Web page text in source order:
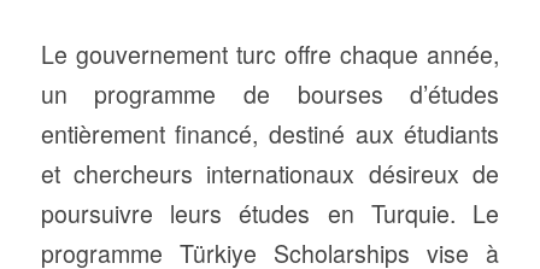
Le gouvernement turc offre chaque année,
un programme de bourses d’études
entièrement financé, destiné aux étudiants
et chercheurs internationaux désireux de
poursuivre leurs études en Turquie. Le
programme Türkiye Scholarships vise à